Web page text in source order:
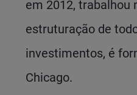
em 2012, trabalhou
estruturação de
investimentos, é
Chicago.